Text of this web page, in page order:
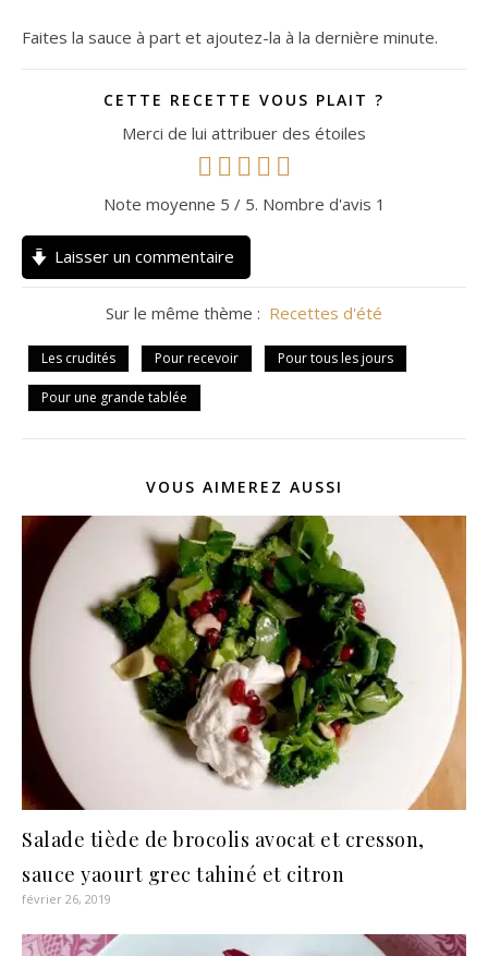
Faites la sauce à part et ajoutez-la à la dernière minute.
CETTE RECETTE VOUS PLAIT ?
Merci de lui attribuer des étoiles
Note moyenne 5 / 5. Nombre d'avis 1
Laisser un commentaire
Sur le même thème : Recettes d'été
Les crudités Pour recevoir Pour tous les jours
Pour une grande tablée
VOUS AIMEREZ AUSSI
Salade tiède de brocolis avocat et cresson,
sauce yaourt grec tahiné et citron
février 26, 2019